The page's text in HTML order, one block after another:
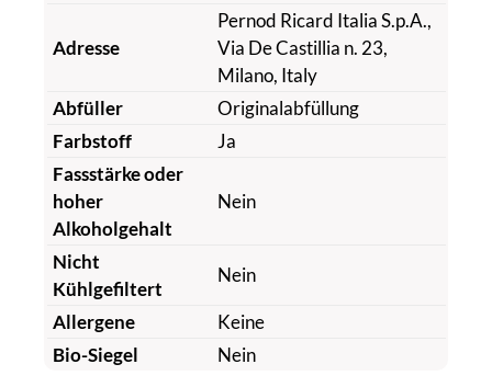
Adresse
Pernod Ricard Italia S.p.A.,
Via De Castillia n. 23,
Milano, Italy
Abfüller
Originalabfüllung
Farbstoff
Ja
Fassstärke oder
hoher
Alkoholgehalt
Nein
Nicht
Kühlgefiltert
Nein
Allergene
Keine
Bio-Siegel
Nein